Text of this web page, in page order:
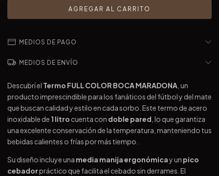
MEDIOS DE PAGO
MEDIOS DE ENVÍO
Descubrí el Termo FULL COLOR BOCA MARADONA , un
producto imprescindible para los fanáticos del fútbol y del mate
que buscan calidad y estilo en cada sorbo. Este termo de acero
inoxidable de 1 litro cuenta con doble pared , lo que garantiza
una excelente conservación de la temperatura, manteniendo tus
bebidas calientes o frías por más tiempo.
Su diseño incluye una media manija ergonómicay un pico
cebadorpráctico que facilita el cebado sin derrames. El